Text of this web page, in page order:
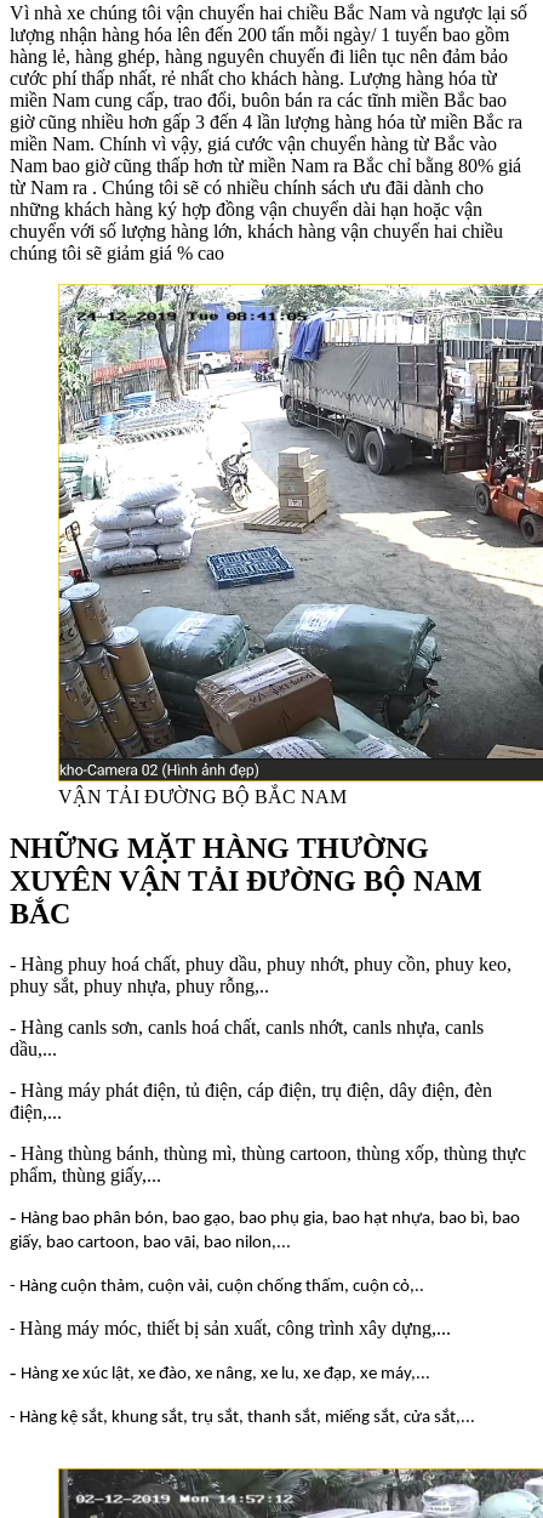
Vì nhà xe chúng tôi vận chuyển hai chiều Bắc Nam và ngược lại số
lượng nhận hàng hóa lên đến 200 tấn mỗi ngày/ 1 tuyến bao gồm
hàng lẻ, hàng ghép, hàng nguyên chuyến đi liên tục nên đảm bảo
cước phí thấp nhất, rẻ nhất cho khách hàng. Lượng hàng hóa từ
miền Nam cung cấp, trao đổi, buôn bán ra các tĩnh miền Bắc bao
giờ cũng nhiều hơn gấp 3 đến 4 lần lượng hàng hóa từ miền Bắc ra
miền Nam. Chính vì vậy, giá cước vận chuyển hàng từ Bắc vào
Nam bao giờ cũng thấp hơn từ miền Nam ra Bắc chỉ bằng 80% giá
từ Nam ra . Chúng tôi sẽ có nhiều chính sách ưu đãi dành cho
những khách hàng ký hợp đồng vận chuyển dài hạn hoặc vận
chuyển với số lượng hàng lớn, khách hàng vận chuyển hai chiều
chúng tôi sẽ giảm giá % cao
VẬN TẢI ĐƯỜNG BỘ BẮC NAM
NHỮNG MẶT HÀNG THƯỜNG
XUYÊN VẬN TẢI ĐƯỜNG BỘ NAM
BẮC
- Hàng phuy hoá chất, phuy dầu, phuy nhớt, phuy cồn, phuy keo,
phuy sắt, phuy nhựa, phuy rỗng,..
- Hàng canls sơn, canls hoá chất, canls nhớt, canls nhựa, canls
dầu,...
- Hàng máy phát điện, tủ điện, cáp điện, trụ điện, dây điện, đèn
điện,...
- Hàng thùng bánh, thùng mì, thùng cartoon, thùng xốp, thùng thực
phẩm, thùng giấy,...
- Hàng bao phân bón, bao gạo, bao phụ gia, bao hạt nhựa, bao bì, bao
giấy, bao cartoon, bao vãi, bao nilon,...
- Hàng cuộn thảm, cuộn vải, cuộn chống thấm, cuộn cỏ,..
- Hàng máy móc, thiết bị sản xuất, công trình xây dựng,...
- Hàng xe xúc lật, xe đào, xe nâng, xe lu, xe đạp, xe máy,...
- Hàng kệ sắt, khung sắt, trụ sắt, thanh sắt, miếng sắt, cửa sắt,...